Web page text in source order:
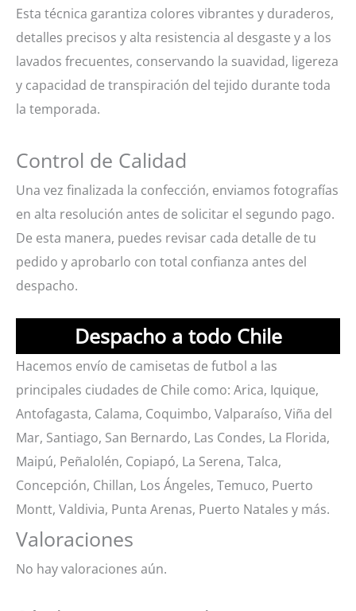
Esta técnica garantiza colores vibrantes y duraderos,
detalles precisos y alta resistencia al desgaste y a los
lavados frecuentes, conservando la suavidad, ligereza
y capacidad de transpiración del tejido durante toda
la temporada.
Control de Calidad
Una vez finalizada la confección, enviamos fotografías
en alta resolución antes de solicitar el segundo pago.
De esta manera, puedes revisar cada detalle de tu
pedido y aprobarlo con total confianza antes del
despacho.
Despacho a todo Chile
Hacemos envío de camisetas de futbol a las
principales ciudades de Chile como: Arica, Iquique,
Antofagasta, Calama, Coquimbo, Valparaíso, Viña del
Mar, Santiago, San Bernardo, Las Condes, La Florida,
Maipú, Peñalolén, Copiapó, La Serena, Talca,
Concepción, Chillan, Los Ángeles, Temuco, Puerto
Montt, Valdivia, Punta Arenas, Puerto Natales y más.
Valoraciones
No hay valoraciones aún.